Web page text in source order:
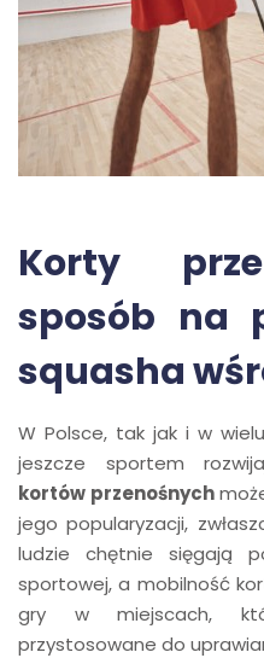
Korty
sposób na
squasha
W Polsce, tak jak i w
jeszcze sportem
kortów przenośnych
jego popularyzacji,
ludzie chętnie sięgają
sportowej, a mobilność
gry w miejscach,
przystosowane do